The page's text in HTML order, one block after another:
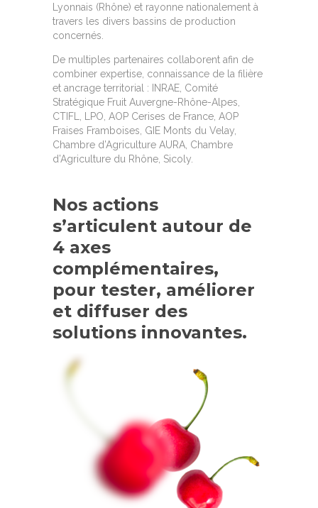
Lyonnais (Rhône) et rayonne nationalement à
travers les divers bassins de production
concernés.
De multiples partenaires collaborent afin de
combiner expertise, connaissance de la filière
et ancrage territorial : INRAE, Comité
Stratégique Fruit Auvergne-Rhône-Alpes,
CTIFL, LPO, AOP Cerises de France, AOP
Fraises Framboises, GIE Monts du Velay,
Chambre d’Agriculture AURA, Chambre
d’Agriculture du Rhône, Sicoly.
Nos actions
s’articulent autour de
4 axes
complémentaires,
pour tester, améliorer
et diffuser des
solutions innovantes.